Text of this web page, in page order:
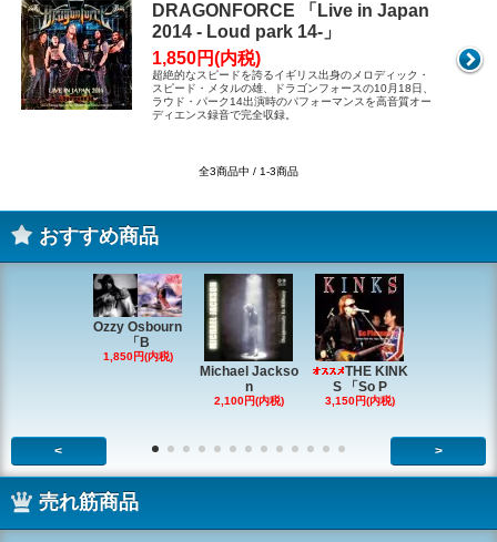
DRAGONFORCE 「Live in Japan
2014 - Loud park 14-」
1,850円(内税)
超絶的なスピードを誇るイギリス出身のメロディック・
スピード・メタルの雄、ドラゴンフォースの10月18日、
ラウド・パーク14出演時のパフォーマンスを高音質オー
ディエンス録音で完全収録。
全3商品中 / 1-3商品
おすすめ商品
Ozzy Osbourn
「B
1,850円(内税)
Michael Jackso
n
2,100円(内税)
THE KINK
S 「So P
3,150円(内税)
< >
売れ筋商品